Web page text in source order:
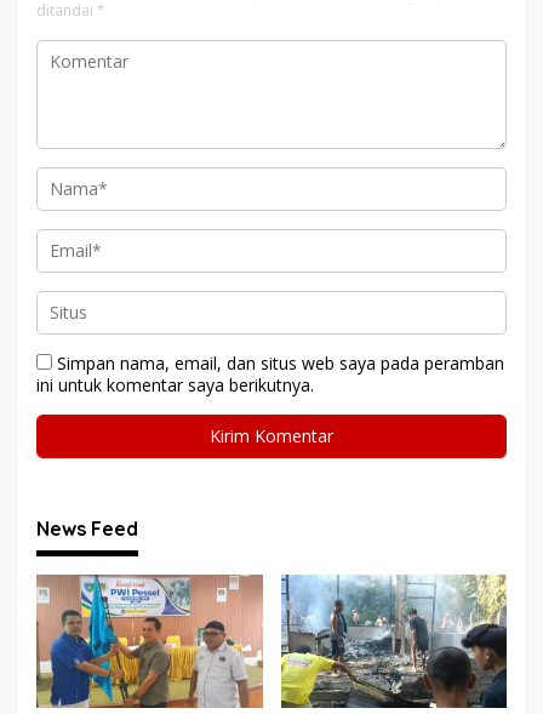
ditandai *
Simpan nama, email, dan situs web saya pada peramban
ini untuk komentar saya berikutnya.
News Feed